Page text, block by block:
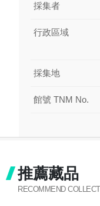
採集者
行政區域
採集地
館號 TNM No.
推薦藏品
RECOMMEND